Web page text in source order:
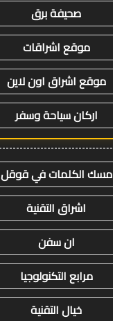
صحيفة برق
موقع اشراقات
موقع اشراق اون لاين
اركان سياحة وسفر
مسك الكلمات في قوقل
اشراق التقنية
ان سفن
مرابع التكنولوجيا
خيال التقنية